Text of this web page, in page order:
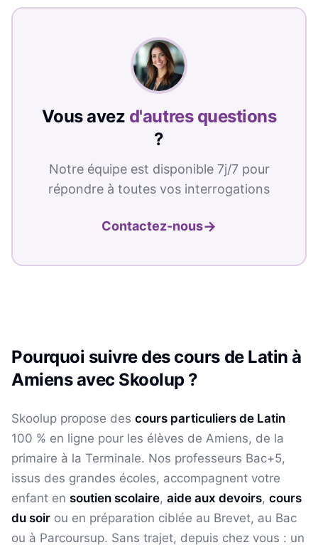
Vous avez d'autres questions
?
Notre équipe est disponible 7j/7 pour
répondre à toutes vos interrogations
Contactez-nous→
Pourquoi suivre des cours de Latin à
Amiensavec Skoolup ?
Skoolup propose des cours particuliers de Latin
100 % en ligne pour les élèves de Amiens, de la
primaire à la Terminale. Nos professeurs Bac+5,
issus des grandes écoles, accompagnent votre
enfant en soutien scolaire, aide aux devoirs, cours
du soir ou en préparation ciblée au Brevet, au Bac
ou à Parcoursup. Sans trajet, depuis chez vous : un